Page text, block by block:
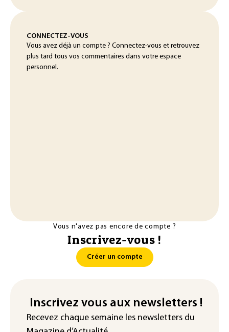
CONNECTEZ-VOUS
Vous avez déjà un compte ? Connectez-vous et retrouvez
plus tard tous vos commentaires dans votre espace
personnel.
Vous n'avez pas encore de compte ?
Inscrivez-vous !
Créer un compte
Inscrivez vous aux newsletters !
Recevez chaque semaine les newsletters du